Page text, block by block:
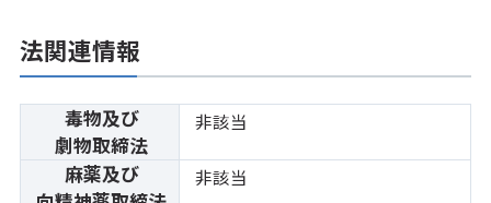
法関連情報
毒物及び
劇物取締法
非該当
麻薬及び
非該当